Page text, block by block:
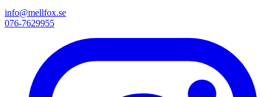
info@mellfox.se
076-7629955